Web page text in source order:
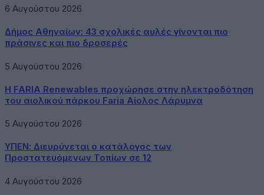
6 Αυγούστου 2026
Δήμος Αθηναίων: 43 σχολικές αυλές γίνονται πιο
πράσινες και πιο δροσερές
5 Αυγούστου 2026
Η FARIA Renewables προχώρησε στην ηλεκτροδότηση
του αιολικού πάρκου Faria Αίολος Λάρυμνα
5 Αυγούστου 2026
ΥΠΕΝ: Διευρύνεται ο κατάλογος των
Προστατευόμενων Τοπίων σε 12
4 Αυγούστου 2026